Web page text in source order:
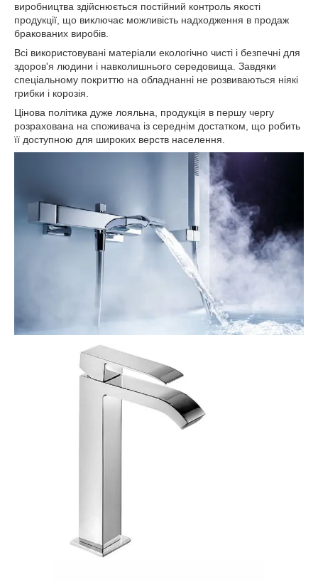
виробництва здійснюється постійний контроль якості
продукції, що виключає можливість надходження в продаж
бракованих виробів.
Всі використовувані матеріали екологічно чисті і безпечні для
здоров'я людини і навколишнього середовища. Завдяки
спеціальному покриттю на обладнанні не розвиваються ніякі
грибки і корозія.
Цінова політика дуже лояльна, продукція в першу чергу
розрахована на споживача із середнім достатком, що робить
її доступною для широких верств населення.